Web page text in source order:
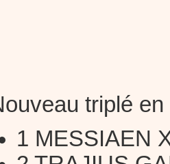
triplé
1 MESSIAEN